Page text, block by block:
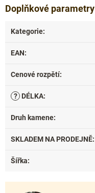
Doplňkové parametry
Kategorie:
EAN:
Cenové rozpětí:
? DÉLKA:
Druh kamene:
SKLADEM NA PRODEJNĚ:
Šířka: